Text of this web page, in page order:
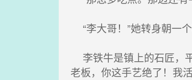
“李大哥！”她转身朝一
李铁牛是镇上的石匠，
老板，你这手艺绝了！我